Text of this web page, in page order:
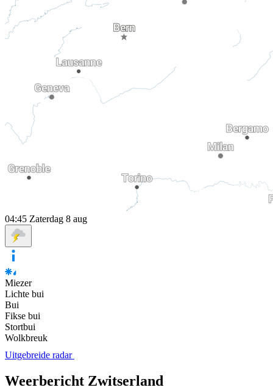
04:45 Zaterdag 8 aug
Miezer
Lichte bui
Bui
Fikse bui
Stortbui
Wolkbreuk
Uitgebreide radar
Weerbericht Zwitserland